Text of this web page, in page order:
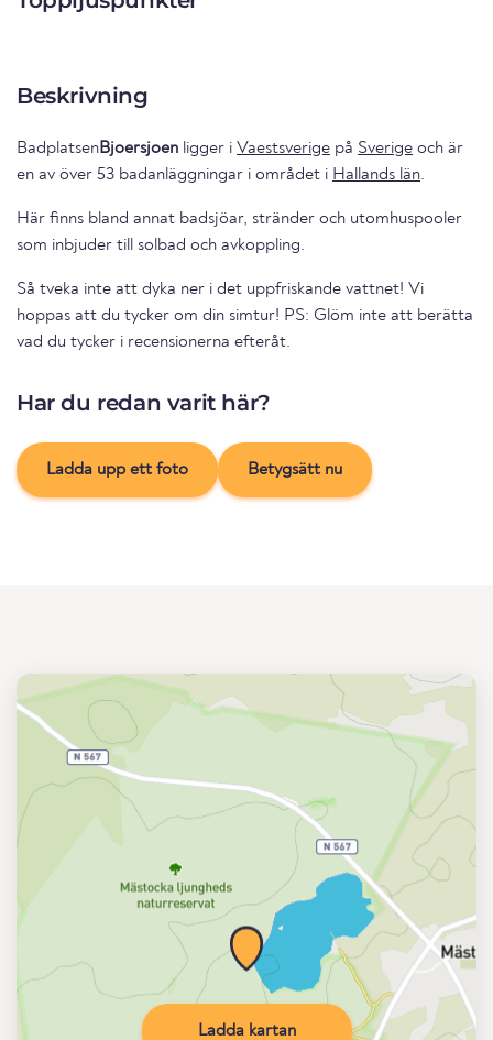
Beskrivning
BadplatsenBjoersjoen ligger i Vaestsverige på Sverige och är
en av över 53 badanläggningar i området i Hallands län.
Här finns bland annat badsjöar, stränder och utomhuspooler
som inbjuder till solbad och avkoppling.
Så tveka inte att dyka ner i det uppfriskande vattnet! Vi
hoppas att du tycker om din simtur! PS: Glöm inte att berätta
vad du tycker i recensionerna efteråt.
Har du redan varit här?
Ladda upp ett foto Betygsätt nu
Ladda kartan